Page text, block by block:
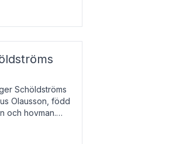
Schöldströms
Olausson, född
och hovman.